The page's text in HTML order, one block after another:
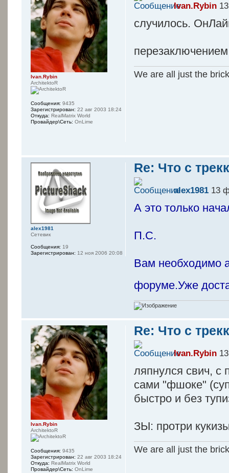
Ivan.Rybin
случилось.
We are all just the
Ivan.Rybin
ArchitektoR
Сообщения: 9435
Зарегистрирован: 22 авг 2003 18:24
Откуда: RealMatrix World
Провайдер\Сеть: OnLime
Re: Что с
alex1981 13
А это только
П.С.
Вам необходимо
форуме.Уже
alex1981
Сетевик
Сообщения: 19
Зарегистрирован: 12 ноя 2006 20:08
Re: Что с
Ivan.Rybin
ляпнулся свич, с
сами "фшоке"
быстро и без
ЗЫ: протри
We are all just the
Ivan.Rybin
ArchitektoR
Сообщения: 9435
Зарегистрирован: 22 авг 2003 18:24
Откуда: RealMatrix World
Провайдер\Сеть: OnLime